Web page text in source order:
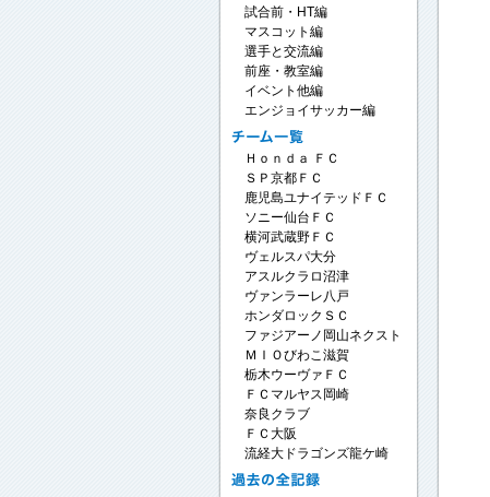
試合前・HT編
マスコット編
選手と交流編
前座・教室編
イベント他編
エンジョイサッカー編
Ｈｏｎｄａ ＦＣ
ＳＰ京都ＦＣ
鹿児島ユナイテッドＦＣ
ソニー仙台ＦＣ
横河武蔵野ＦＣ
ヴェルスパ大分
アスルクラロ沼津
ヴァンラーレ八戸
ホンダロックＳＣ
ファジアーノ岡山ネクスト
ＭＩＯびわこ滋賀
栃木ウーヴァＦＣ
ＦＣマルヤス岡崎
奈良クラブ
ＦＣ大阪
流経大ドラゴンズ龍ケ崎